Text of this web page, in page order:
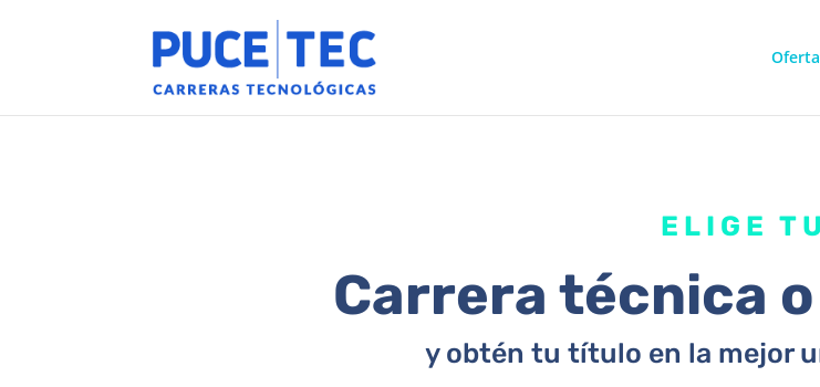
ELIGE TU
Carrera técnica
y obtén tu título en la mejor